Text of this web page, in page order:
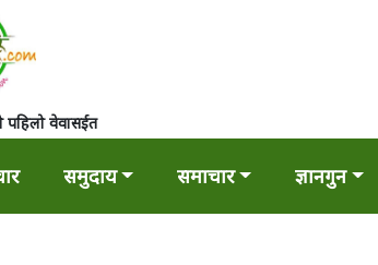
पहिलो वेवासईत
समुदाय समाचार ज्ञानगुन